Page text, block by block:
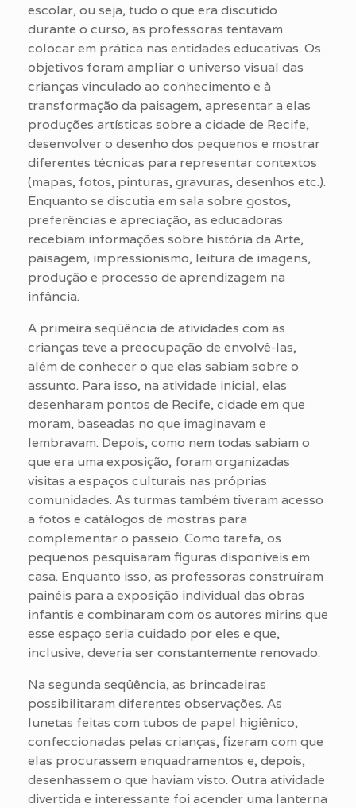
escolar, ou seja, tudo o que era discutido
durante o curso, as professoras tentavam
colocar em prática nas entidades educativas. Os
objetivos foram ampliar o universo visual das
crianças vinculado ao conhecimento e à
transformação da paisagem, apresentar a elas
produções artísticas sobre a cidade de Recife,
desenvolver o desenho dos pequenos e mostrar
diferentes técnicas para representar contextos
(mapas, fotos, pinturas, gravuras, desenhos etc.).
Enquanto se discutia em sala sobre gostos,
preferências e apreciação, as educadoras
recebiam informações sobre história da Arte,
paisagem, impressionismo, leitura de imagens,
produção e processo de aprendizagem na
infância.
A primeira seqüência de atividades com as
crianças teve a preocupação de envolvê-las,
além de conhecer o que elas sabiam sobre o
assunto. Para isso, na atividade inicial, elas
desenharam pontos de Recife, cidade em que
moram, baseadas no que imaginavam e
lembravam. Depois, como nem todas sabiam o
que era uma exposição, foram organizadas
visitas a espaços culturais nas próprias
comunidades. As turmas também tiveram acesso
a fotos e catálogos de mostras para
complementar o passeio. Como tarefa, os
pequenos pesquisaram figuras disponíveis em
casa. Enquanto isso, as professoras construíram
painéis para a exposição individual das obras
infantis e combinaram com os autores mirins que
esse espaço seria cuidado por eles e que,
inclusive, deveria ser constantemente renovado.
Na segunda seqüência, as brincadeiras
possibilitaram diferentes observações. As
lunetas feitas com tubos de papel higiênico,
confeccionadas pelas crianças, fizeram com que
elas procurassem enquadramentos e, depois,
desenhassem o que haviam visto. Outra atividade
divertida e interessante foi acender uma lanterna